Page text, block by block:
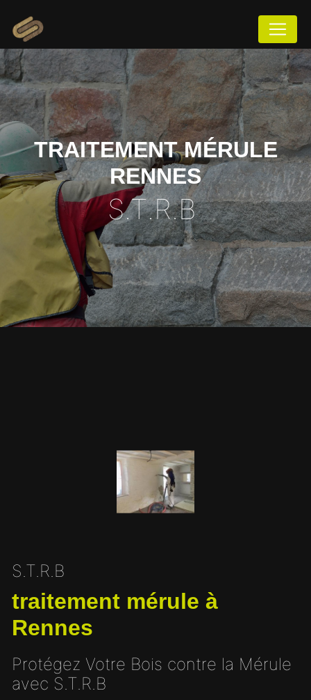
TRAITEMENT MÉRULE
RENNES
S.T.R.B
S.T.R.B
traitement mérule à
Rennes
Protégez Votre Bois contre la Mérule
avec S.T.R.B